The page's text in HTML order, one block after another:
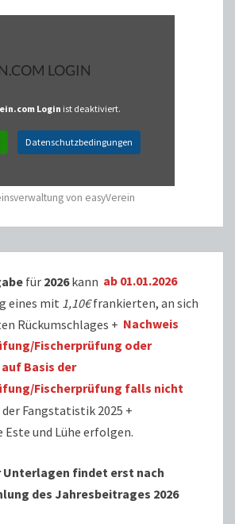
LOGIN
Login ist deaktiviert.
Datenschutzbedingungen
von easyVerein
für 2026kann ab 01.01.2026
eines mit 1,10€frankierten, an sich
Rückumschlages + Nachweis
Fischerprüfung oder
Basis der
Fischerprüfung falls nicht
der Fangstatistik 2025 +
Este und Lühe erfolgen.
Unterlagen findet erst nach
des Jahresbeitrages 2026